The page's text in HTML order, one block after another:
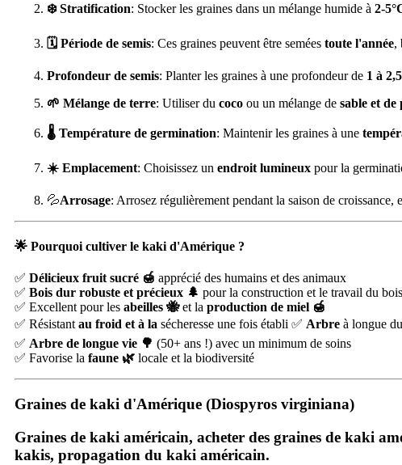
❄️ Stratification: Stocker les graines dans un mélange humide à 2-
🗓️ Période de semis: Ces graines peuvent être semées toute l'année,
Profondeur de semis: Planter les graines à une profondeur de 1 à
🌱 Mélange de terre: Utiliser du coco ou un mélange de sable et de
🌡️ Température de germination: Maintenir les graines à une
☀️ Emplacement: Choisissez un endroit lumineux pour la
💦Arrosage: Arrosez régulièrement pendant la saison de croissance,
🌟 Pourquoi cultiver le kaki d'Amérique ?
✅ Délicieux fruit sucré 🍯 apprécié des humains et des animaux
✅ Bois dur robuste et précieux 🌲 pour la construction et le travail du bois
✅ Excellent pour les abeilles 🐝et la production de miel 🍯
✅ Résistant au froid et à la sécheresse une fois établi ✅ Arbre à longue
✅ Arbre de longue vie 🌳 (50+ ans !) avec un minimum de soins
✅ Favorise la faune 🌿 locale et la biodiversité
Graines de kaki d'Amérique (Diospyros virginiana)
Graines de kaki américain, acheter des graines de kaki
kakis, propagation du kaki américain.